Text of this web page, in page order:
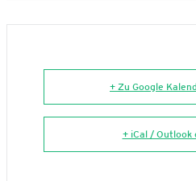
+ Zu Google
+ iCal / Outlook